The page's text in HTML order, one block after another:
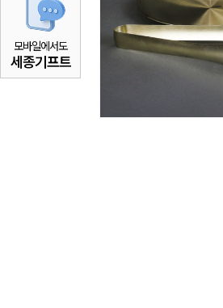
모바일에서도
세종기프트